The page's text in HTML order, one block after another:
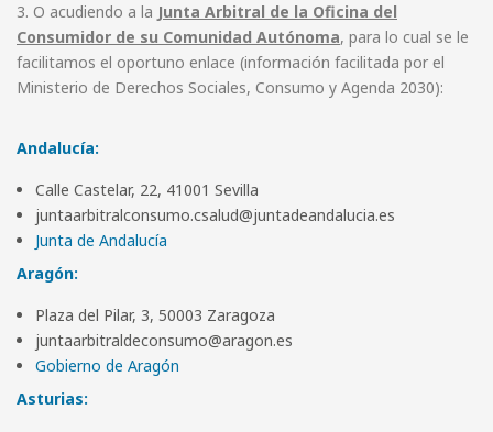
3. O acudiendo a la Junta Arbitral de la Oficina del
Consumidor de su Comunidad Autónoma, para lo cual se le
facilitamos el oportuno enlace (información facilitada por el
Ministerio de Derechos Sociales, Consumo y Agenda 2030):
Andalucía:
Calle Castelar, 22, 41001 Sevilla
juntaarbitralconsumo.csalud@juntadeandalucia.es
Junta de Andalucía
Aragón:
Plaza del Pilar, 3, 50003 Zaragoza
juntaarbitraldeconsumo@aragon.es
Gobierno de Aragón
Asturias: